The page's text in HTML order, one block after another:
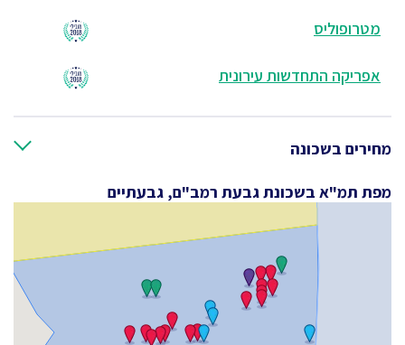
מטרופוליס
אפריקה התחדשות עירונית
מחירים בשכונה
מפת תמ"א בשכונת גבעת רמב"ם, גבעתיים